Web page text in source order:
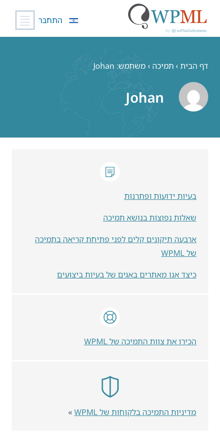
התחבר
דף הבית › תמיכה › משתמש: Johan
Johan
בעיות ידועות ופתרנות
שאלות נפוצות בנושא תמיכה
ארבעה תיקונים קלים לפני פתיחת קריאה בתמיכה
של WPML
כיצד אנו מאתרים באגים של בעיות ביצועים
הכירו את צוות התמיכה של WPML
מדיניות התמיכה בלקוחות של WPML »